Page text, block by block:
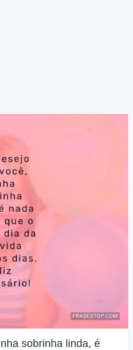
sobrinha linda, é